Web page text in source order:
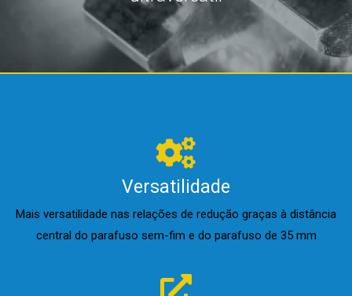
Versatilidade
Mais versatilidade nas relações de redução graças à distância
central do parafuso sem-fim e do parafuso de 35 mm